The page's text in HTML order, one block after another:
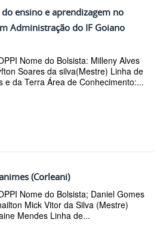
ensino e aprendizagem no
Administração do IF Goiano
Nome do Bolsista: Milleny Alves
Soares da silva(Mestre) Linha de
e da Terra Área de Conhecimento:...
(Corleani)
Nome do Bolsista; Daniel Gomes
Mick Vitor da Silva (Mestre)
Mendes Linha de...